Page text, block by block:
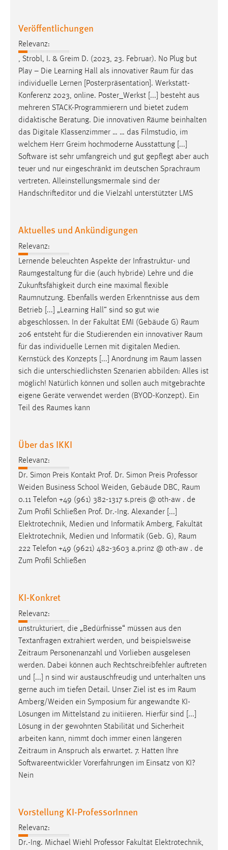
Veröffentlichungen
Relevanz:
, Strobl, I. & Greim D. (2023, 23. Februar). No Plug but
Play – Die Learning Hall als innovativer Raum für das
individuelle Lernen [Posterpräsentation]. Werkstatt-
Konferenz 2023, online. Poster_Werkst [...] besteht aus
mehreren STACK-Programmierern und bietet zudem
didaktische Beratung. Die innovativen Räume beinhalten
das Digitale Klassenzimmer … … das Filmstudio, im
welchem Herr Greim hochmoderne Ausstattung [...]
Software ist sehr umfangreich und gut gepflegt aber auch
teuer und nur eingeschränkt im deutschen Sprachraum
vertreten. Alleinstellungsmermale sind der
Handschrifteditor und die Vielzahl unterstützter LMS
Aktuelles und Ankündigungen
Relevanz:
Lernende beleuchten Aspekte der Infrastruktur- und
Raumgestaltung für die (auch hybride) Lehre und die
Zukunftsfähigkeit durch eine maximal flexible
Raumnutzung. Ebenfalls werden Erkenntnisse aus dem
Betrieb [...] „Learning Hall” sind so gut wie
abgeschlossen. In der Fakultät EMI (Gebäude G) Raum
206 entsteht für die Studierenden ein innovativer Raum
für das individuelle Lernen mit digitalen Medien.
Kernstück des Konzepts [...] Anordnung im Raum lassen
sich die unterschiedlichsten Szenarien abbilden: Alles ist
möglich! Natürlich können und sollen auch mitgebrachte
eigene Geräte verwendet werden (BYOD-Konzept). Ein
Teil des Raumes kann
Über das IKKI
Relevanz:
Dr. Simon Preis Kontakt Prof. Dr. Simon Preis Professor
Weiden Business School Weiden, Gebäude DBC, Raum
0.11 Telefon +49 (961) 382-1317 s.preis @ oth-aw . de
Zum Profil Schließen Prof. Dr.-Ing. Alexander [...]
Elektrotechnik, Medien und Informatik Amberg, Fakultät
Elektrotechnik, Medien und Informatik (Geb. G), Raum
222 Telefon +49 (9621) 482-3603 a.prinz @ oth-aw . de
Zum Profil Schließen
KI-Konkret
Relevanz:
unstrukturiert, die „Bedürfnisse“ müssen aus den
Textanfragen extrahiert werden, und beispielsweise
Zeitraum Personenanzahl und Vorlieben ausgelesen
werden. Dabei können auch Rechtschreibfehler auftreten
und [...] n sind wir austauschfreudig und unterhalten uns
gerne auch im tiefen Detail. Unser Ziel ist es im Raum
Amberg/Weiden ein Symposium für angewandte KI-
Lösungen im Mittelstand zu initiieren. Hierfür sind [...]
Lösung in der gewohnten Stabilität und Sicherheit
arbeiten kann, nimmt doch immer einen längeren
Zeitraum in Anspruch als erwartet. 7. Hatten Ihre
Softwareentwickler Vorerfahrungen im Einsatz von KI?
Nein
Vorstellung KI-ProfessorInnen
Relevanz:
Dr.-Ing. Michael Wiehl Professor Fakultät Elektrotechnik,